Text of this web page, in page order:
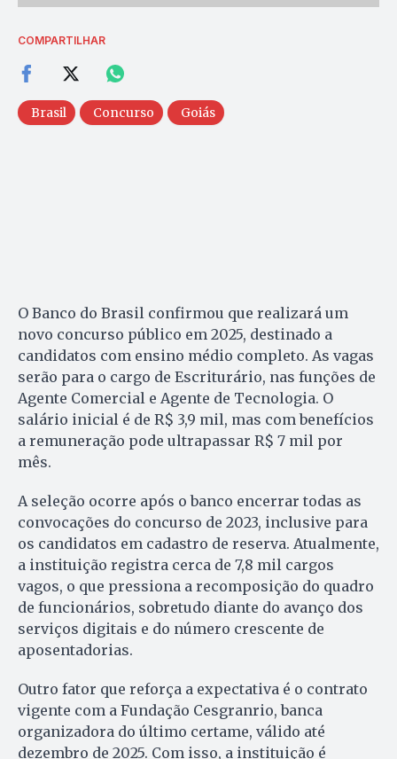
COMPARTILHAR
Brasil Concurso Goiás
O Banco do Brasil confirmou que realizará um
novo concurso público em 2025, destinado a
candidatos com ensino médio completo. As vagas
serão para o cargo de Escriturário, nas funções de
Agente Comercial e Agente de Tecnologia. O
salário inicial é de R$ 3,9 mil, mas com benefícios
a remuneração pode ultrapassar R$ 7 mil por
mês.
A seleção ocorre após o banco encerrar todas as
convocações do concurso de 2023, inclusive para
os candidatos em cadastro de reserva. Atualmente,
a instituição registra cerca de 7,8 mil cargos
vagos, o que pressiona a recomposição do quadro
de funcionários, sobretudo diante do avanço dos
serviços digitais e do número crescente de
aposentadorias.
Outro fator que reforça a expectativa é o contrato
vigente com a Fundação Cesgranrio, banca
organizadora do último certame, válido até
dezembro de 2025. Com isso, a instituição é